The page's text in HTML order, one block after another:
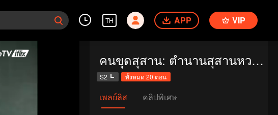
TH APP VIP
คนขุดสุสาน: ตำนานสุสานหวงต้าเซียน
S2 ทั้งหมด 20 ตอน
เพลย์ลิส คลิปพิเศษ